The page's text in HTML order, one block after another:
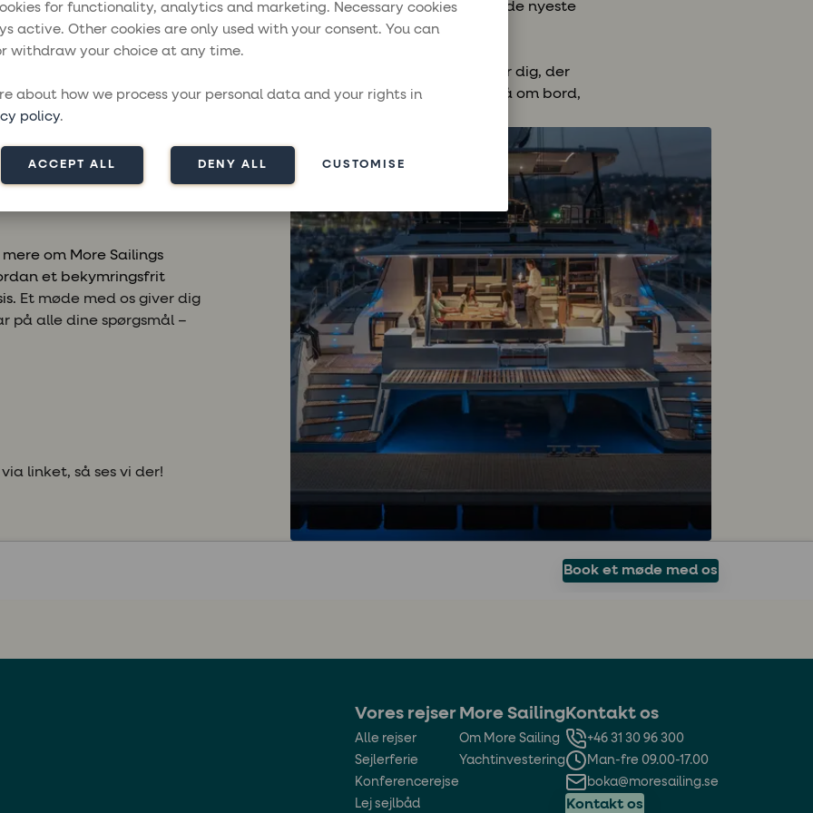
for functionality, analytics and marketing. Necessary cookies
active. Other cookies are only used with your consent. You can
withdraw your choice at any time.
about how we process your personal data and your rights in
policy.
ACCEPT ALL DENY ALL CUSTOMISE
for at udforske begge producenters samlede udvalg – inklusive de nyeste
fra bådeFountaine Pajot CatamaransogDufour Yachts.
i hjertet af Atlanterhavet er et af årets absolutte højdepunkter for dig, der
og livet til søs. Her får du mulighed for at opleve bådene på stedet, gå om bord,
dine spørgsmål og se, hvad der adskiller de forskellige modeller.
om More Sailings
et bekymringsfrit
Et møde med os giver dig
på alle dine spørgsmål –
via linket, så ses vi der!
Book et møde med os
Vores rejser
Alle rejser
Sejlerferie
Konferencerejse
Lej sejlbåd
More Sailing
Om More Sailing
Yachtinvestering
Kontakt os
+46 31 30 96 300
Man-fre 09.00-17.00
boka@moresailing.se
Kontakt os